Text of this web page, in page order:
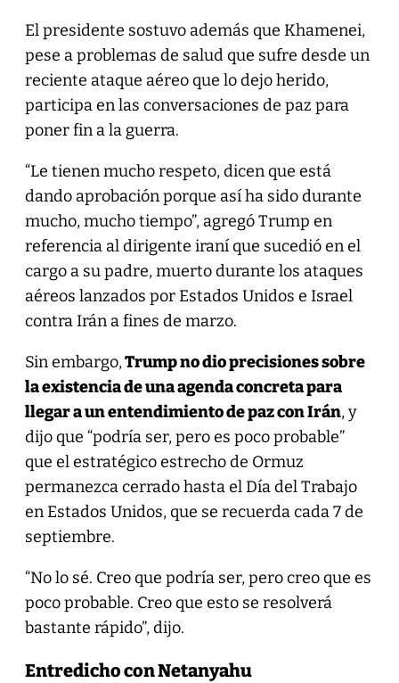
El presidente sostuvo además que Khamenei,
pese a problemas de salud que sufre desde un
reciente ataque aéreo que lo dejo herido,
participa en las conversaciones de paz para
poner fin a la guerra.
“Le tienen mucho respeto, dicen que está
dando aprobación porque así ha sido durante
mucho, mucho tiempo”, agregó Trump en
referencia al dirigente iraní que sucedió en el
cargo a su padre, muerto durante los ataques
aéreos lanzados por Estados Unidos e Israel
contra Irán a fines de marzo.
Sin embargo,Trump no dio precisiones sobre
la existencia de una agenda concreta para
llegar a un entendimiento de paz con Irán, y
dijo que “podría ser, pero es poco probable”
que el estratégico estrecho de Ormuz
permanezca cerrado hasta el Día del Trabajo
en Estados Unidos, que se recuerda cada 7 de
septiembre.
“No lo sé. Creo que podría ser, pero creo que es
poco probable. Creo que esto se resolverá
bastante rápido”, dijo.
Entredicho con Netanyahu